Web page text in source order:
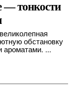
— тонкости
обстановку
ароматами. ...